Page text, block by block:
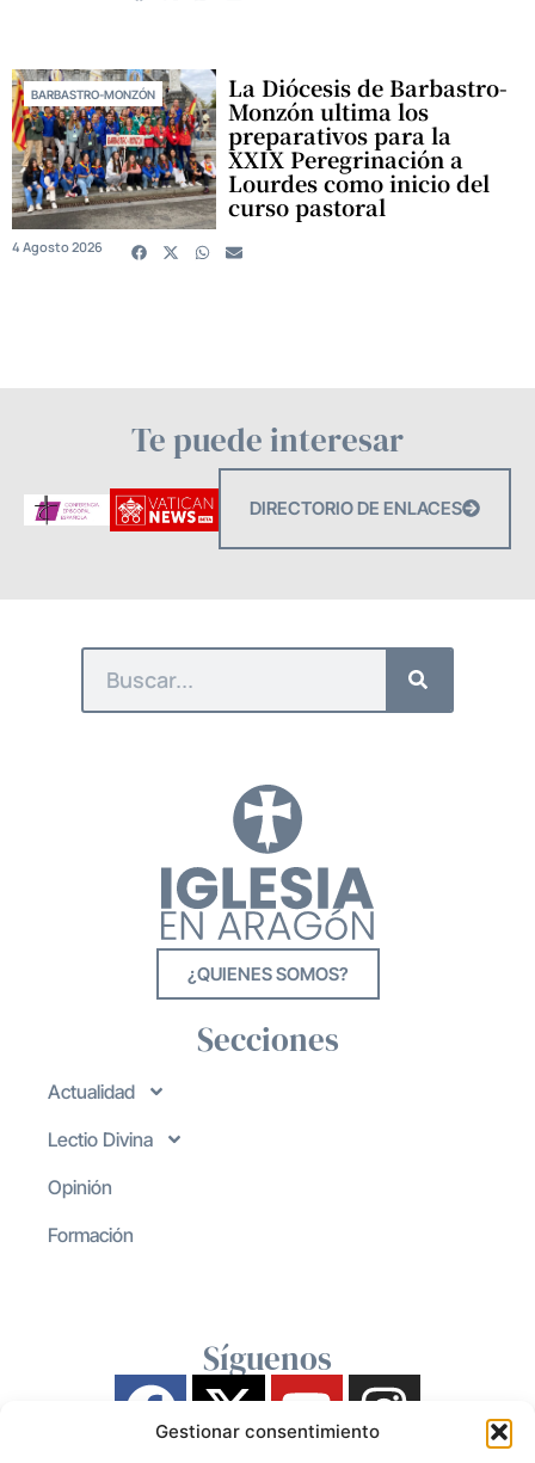
Gestionar consentimiento
BARBASTRO-MONZÓN La Diócesis de Barbastro-
Monzón ultima los
preparativos para la
XXIX Peregrinación a
Lourdes como inicio del
curso pastoral
4 Agosto 2026
Te puede interesar
DIRECTORIO DE ENLACES
¿QUIENES SOMOS?
Secciones
Actualidad
Lectio Divina
Opinión
Formación
Síguenos